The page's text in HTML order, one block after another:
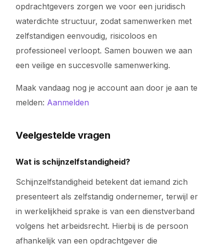
opdrachtgevers zorgen we voor een juridisch
waterdichte structuur, zodat samenwerken met
zelfstandigen eenvoudig, risicoloos en
professioneel verloopt. Samen bouwen we aan
een veilige en succesvolle samenwerking.
Maak vandaag nog je account aan door je aan te
melden: Aanmelden
Veelgestelde vragen
Wat is schijnzelfstandigheid?
Schijnzelfstandigheid betekent dat iemand zich
presenteert als zelfstandig ondernemer, terwijl er
in werkelijkheid sprake is van een dienstverband
volgens het arbeidsrecht. Hierbij is de persoon
afhankelijk van een opdrachtgever die